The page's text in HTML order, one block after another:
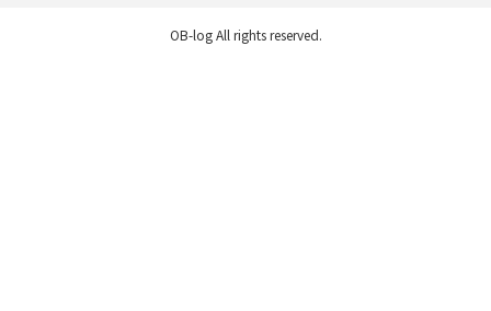
OB-logAll rights reserved.